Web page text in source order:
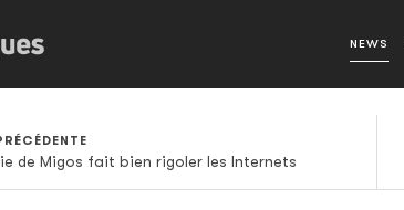
NEWS
de Migos fait bien rigoler les Internets